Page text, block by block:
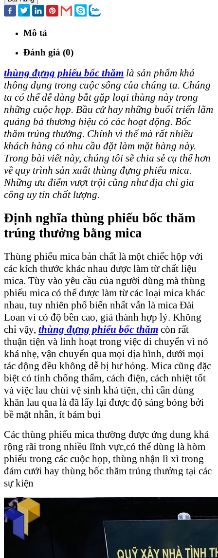
Mô tả
Đánh giá (0)
thùng đựng phiếu bốc thăm là sản phẩm khá
thông dụng trong cuộc sống của chúng ta. Chúng
ta có thể dễ dàng bắt gặp loại thùng này trong
những cuộc họp. Bầu cử hay những buổi triển lãm
quảng bá thương hiệu có các hoạt động. Bốc
thăm trúng thưởng. Chính vì thế mà rất nhiều
khách hàng có nhu cầu đặt làm mặt hàng này.
Trong bài viết này, chúng tôi sẽ chia sẻ cụ thể hơn
về quy trình sản xuất thùng đựng phiếu mica.
Những ưu điểm vượt trội cũng như địa chỉ gia
công uy tín chất lượng.
Định nghĩa thùng phiếu bốc thăm
trúng thưởng bằng mica
Thùng phiếu mica bản chất là một chiếc hộp với
các kích thước khác nhau được làm từ chất liệu
mica. Tùy vào yêu cầu của người dùng mà thùng
phiếu mica có thể được làm từ các loại mica khác
nhau, tuy nhiên phổ biến nhất vẫn là mica Đài
Loan vì có độ bền cao, giá thành hợp lý. Không
chỉ vậy, thùng đựng phiếu bốc thăm còn rất
thuận tiện và linh hoạt trong việc di chuyển vì nó
khá nhẹ, vận chuyển qua mọi địa hình, dưới mọi
tác động đều không dễ bị hư hỏng. Mica cũng đặc
biệt có tính chống thấm, cách điện, cách nhiệt tốt
và việc lau chùi vệ sinh khá tiện, chỉ cần dùng
khăn lau qua là đã lấy lại được độ sáng bóng bởi
bề mặt nhẵn, ít bám bụi
Các thùng phiếu mica thường được ứng dung khá
rộng rãi trong nhiều lĩnh vực,có thể dùng là hòm
phiếu trong các cuộc họp, thùng nhận lì xì trong
đám cưới hay thùng bốc thăm trúng thưởng tại các
sự kiện